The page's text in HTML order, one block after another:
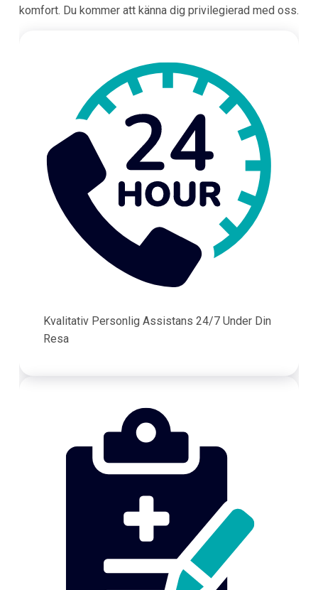
komfort. Du kommer att känna dig privilegierad med oss.
Kvalitativ Personlig Assistans 24/7 Under Din
Resa